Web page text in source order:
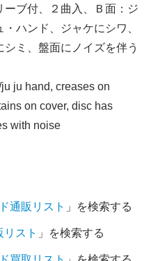
ーブ付、２曲入、Ｂ面：ジ
・ハンド、ジャケにシワ、
シミ、盤面にノイズを伴う
ju hand, creases on
on cover, disc has
with noise
通販リスト 」を検索する
スト 」を検索する